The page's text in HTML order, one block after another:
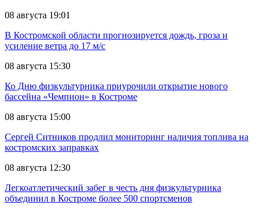
08 августа 19:01
В Костромской области прогнозируется дождь, гроза и
усиление ветра до 17 м/с
08 августа 15:30
Ко Дню физкультурника приурочили открытие нового
бассейна «Чемпион» в Костроме
08 августа 15:00
Сергей Ситников продлил мониторинг наличия топлива на
костромских заправках
08 августа 12:30
Легкоатлетический забег в честь дня физкультурника
объединил в Костроме более 500 спортсменов